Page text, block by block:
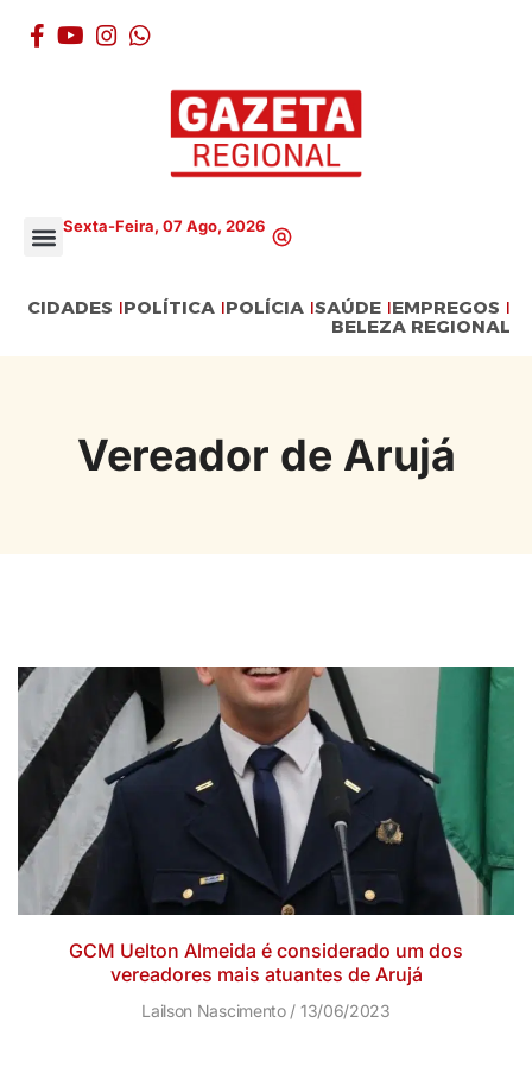
Sexta-Feira, 07 Ago, 2026
CIDADES POLÍTICA POLÍCIA SAÚDE EMPREGOS
BELEZA REGIONAL
Vereador de Arujá
GCM Uelton Almeida é considerado um dos
vereadores mais atuantes de Arujá
Lailson Nascimento 13/06/2023